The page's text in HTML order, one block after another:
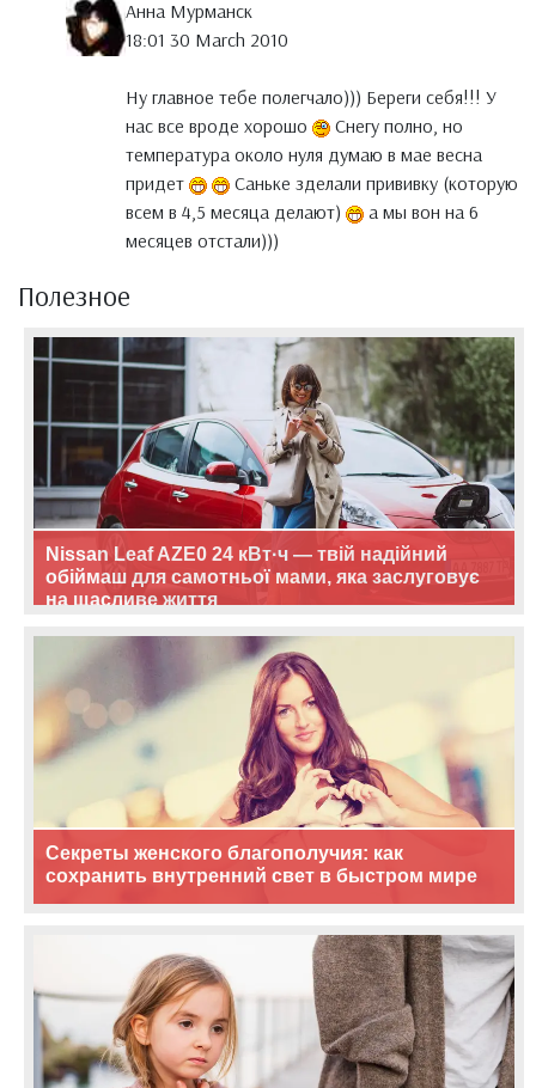
Анна Мурманск
18:01 30 March 2010
Ну главное тебе полегчало))) Береги себя!!! У
нас все вроде хорошо
Снегу полно, но
температура около нуля думаю в мае весна
придет
Саньке зделали прививку (которую
всем в 4,5 месяца делают)
а мы вон на 6
месяцев отстали)))
Полезное
Nissan Leaf AZE0 24 кВт·ч — твій надійний
обіймаш для самотньої мами, яка заслуговує
на щасливе життя
Секреты женского благополучия: как
сохранить внутренний свет в быстром мире